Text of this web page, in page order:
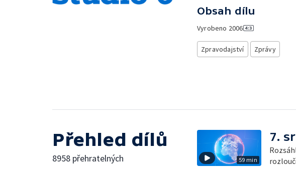
Obsah dílu
Vyrobeno 2006
Zpravodajství Zprávy
Přehled dílů
8958 přehratelných 59 min
7.